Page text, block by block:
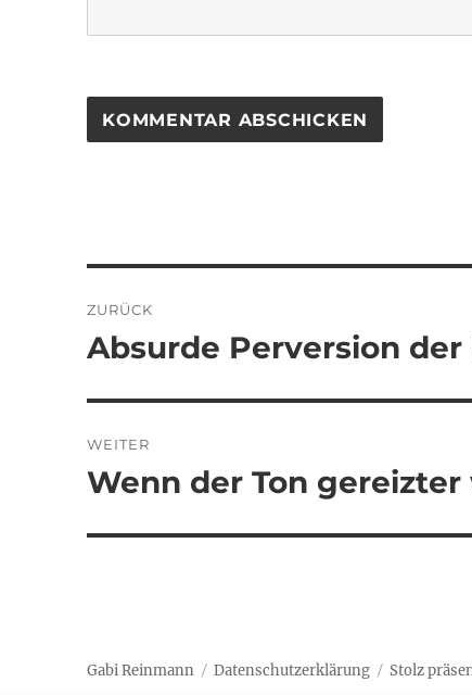
ZURÜCK
Vorheriger
Absurde Perversion
WEITER
Nächster
Wenn der Ton
Gabi Reinmann Datenschutzerklärung Stolz